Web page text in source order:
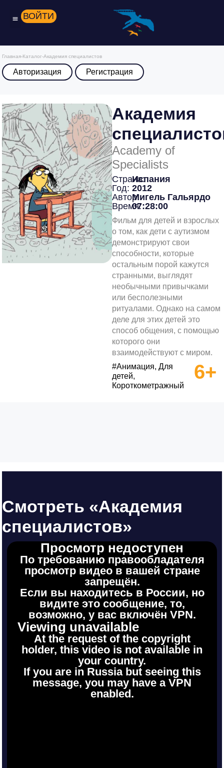
ВОЙТИ
Главная-Каталог-Академия специалистов
Авторизация Регистрация
Академия
Academy of
Specialists
Страна:Испания
Год: 2012
Автор:Мигель Гальярдо
Время:07:28:00
Фильм для детей и взрослых
о том, как дети с аутизмом
демонстрируют свои
способности, которые
остальным порой кажутся
странными, выглядят
необычными привычками
или бесполезными
ритуалами. Однако на самом
деле для этих детей это
способ общения, с помощью
которого они
взаимодействуют с миром.
#Анимация, Для
детей,
Короткометражный
6+
Смотреть «Академия
специалистов»
Просмотр недоступен
По требованию правообладателя
просмотр видео в вашей стране
запрещён.
Если вы находитесь в России, но
видите это сообщение, то,
возможно, у вас включён VPN.
Viewing unavailable
At the request of the copyright
holder, this video is not available in
your country.
If you are in Russia but seeing this
message, you may have a VPN
enabled.